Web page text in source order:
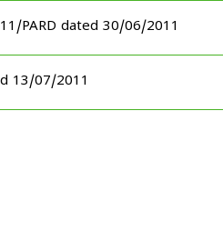
PARD dated 30/06/2011
13/07/2011